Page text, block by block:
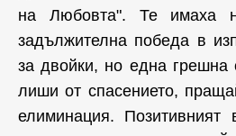
на Любовта". Те имаха
задължителна победа в
за двойки, но една грешна
лиши от спасението,
елиминация. Позитивният